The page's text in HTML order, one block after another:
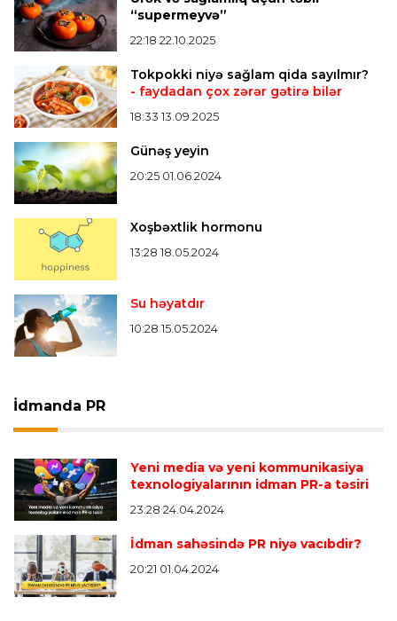
Bütün xəbərlər >>>“supermeyvə”
22:18 22.10.2025
Tokpokki niyə sağlam qida sayılmır?
- faydadan çox zərər gətirə bilər
18:33 13.09.2025
Günəş yeyin
20:25 01.06.2024
Xoşbəxtlik hormonu
13:28 18.05.2024
Su həyatdır
10:28 15.05.2024
İdmanda PR
Yeni media və yeni kommunikasiya
texnologiyalarının idman PR-a təsiri
23:28 24.04.2024
İdman sahəsində PR niyə vacıbdir?
20:21 01.04.2024